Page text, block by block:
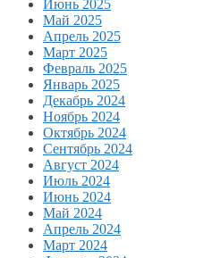
Июнь 2025
Май 2025
Апрель 2025
Март 2025
Февраль 2025
Январь 2025
Декабрь 2024
Ноябрь 2024
Октябрь 2024
Сентябрь 2024
Август 2024
Июль 2024
Июнь 2024
Май 2024
Апрель 2024
Март 2024